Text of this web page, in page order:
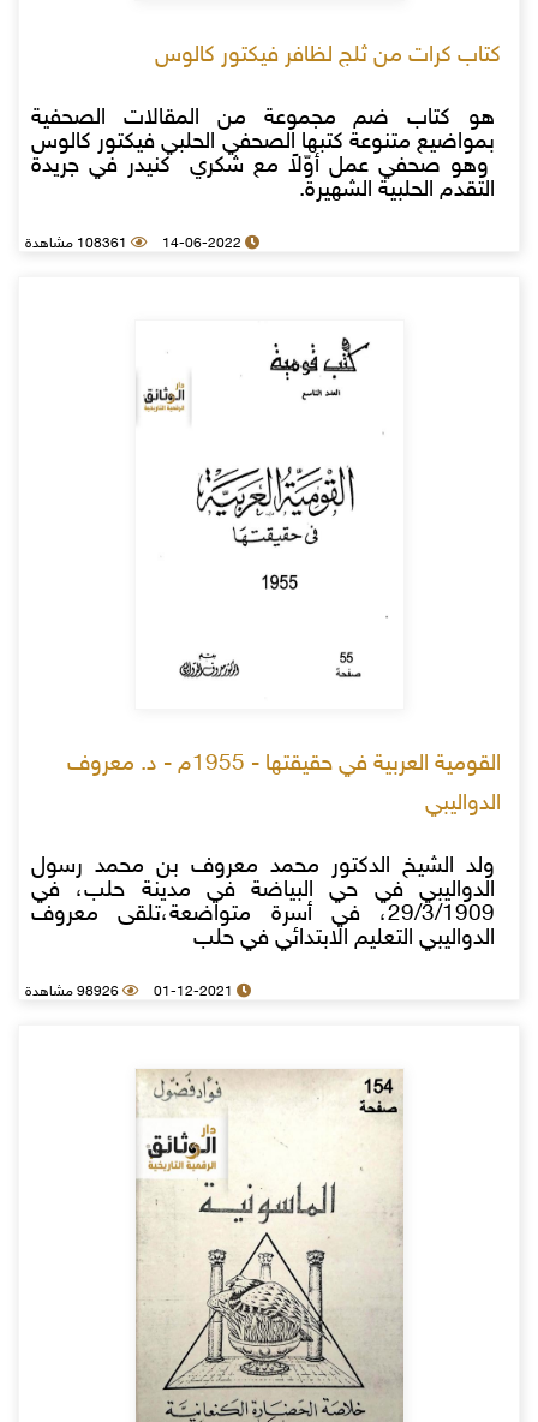
كتاب كرات من ثلج لظافر فيكتور كالوس
هو كتاب ضم مجموعة من المقالات الصحفية
بمواضيع متنوعة كتبها الصحفي الحلبي فيكتور كالوس
وهو صحفي عمل أوّلاً مع شكري كنيدر في جريدة
التقدم الحلبية الشهيرة.
14-06-2022 108361 مشاهدة
القومية العربية في حقيقتها - 1955م - د. معروف
الدواليبي
ولد الشيخ الدكتور محمد معروف بن محمد رسول
الدواليبي في حي البياضة في مدينة حلب، في
29/3/1909، في أسرة متواضعة،تلقى معروف
الدواليبي التعليم الابتدائي في حلب
01-12-2021 98926 مشاهدة